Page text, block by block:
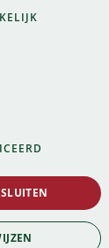
openingstijden >
Garden |Huisregels
Brein